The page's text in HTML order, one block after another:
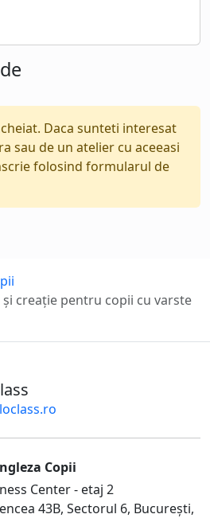
Daca sunteti interesat
sau de un atelier cu aceeasi
folosind formularul de
creaţie pentru copii cu varste
Copii
Center - etaj 2
43B, Sectorul 6, Bucureşti,